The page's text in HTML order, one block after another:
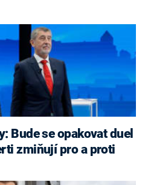
zmiňují pro a proti